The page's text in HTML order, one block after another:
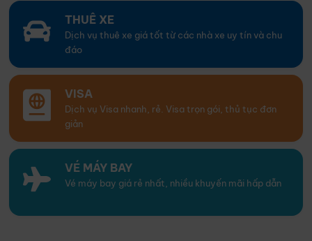
THUÊ XE
Dịch vụ thuê xe giá tốt từ các nhà xe uy tín và chu
đáo
VISA
Dịch vụ Visa nhanh, rẻ. Visa trọn gói, thủ tục đơn
giản
VÉ MÁY BAY
Vé máy bay giá rẻ nhất, nhiều khuyến mãi hấp dẫn